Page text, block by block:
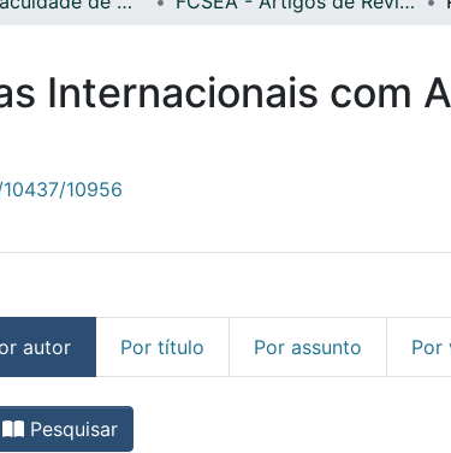
Internacionais com
10956
autor Por título Por assunto Por
Revistas
Pesquisar